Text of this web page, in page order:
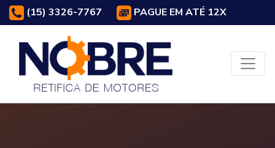
(15) 3326-7767 PAGUE EM ATÉ 12X